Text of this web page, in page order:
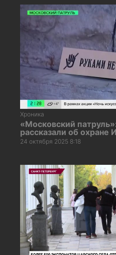
Хроника
«Московский
рассказали об охране
24 октября 2025 8:18